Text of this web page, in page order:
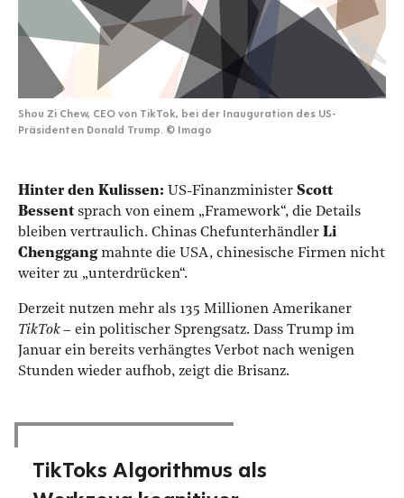
Shou Zi Chew, CEO von TikTok, bei der Inauguration des US-
Präsidenten Donald Trump. © Imago
Hinter den Kulissen: US-Finanzminister Scott
Bessent sprach von einem „Framework“, die Details
bleiben vertraulich. Chinas Chefunterhändler Li
Chenggangmahnte die USA, chinesische Firmen nicht
weiter zu „unterdrücken“.
Derzeit nutzen mehr als 135 Millionen Amerikaner
TikTok– ein politischer Sprengsatz. Dass Trump im
Januar ein bereits verhängtes Verbot nach wenigen
Stunden wieder aufhob, zeigt die Brisanz.
TikToks Algorithmus als